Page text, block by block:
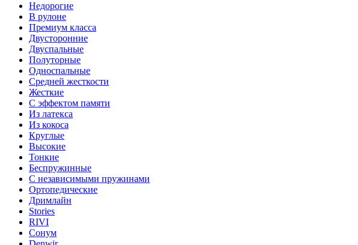
Недорогие
В рулоне
Премиум класса
Двусторонние
Двуспальные
Полуторные
Односпальные
Средней жесткости
Жесткие
С эффектом памяти
Из латекса
Из кокоса
Круглые
Высокие
Тонкие
Беспружинные
С независимыми пружинами
Ортопедические
Дримлайн
Stories
RIVI
Сонум